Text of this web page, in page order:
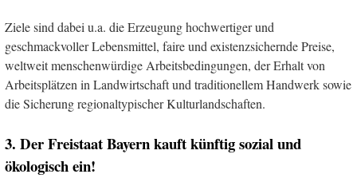
Ziele sind dabei u.a. die Erzeugung hochwertiger und
geschmackvoller Lebensmittel, faire und existenzsichernde Preise,
weltweit menschenwürdige Arbeitsbedingungen, der Erhalt von
Arbeitsplätzen in Landwirtschaft und traditionellem Handwerk sowie
die Sicherung regionaltypischer Kulturlandschaften.
3. Der Freistaat Bayern kauft künftig sozial und
ökologisch ein!